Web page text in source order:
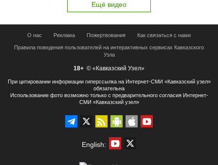
Ещё видео
О нас Реклама Пожертвования Как связаться с нами
Правила поведения пользователей на интерактивных сервисах Кавказского
Узла
18+ © «Кавказский Узел»
При цитировании информации гиперссылка на Интернет-СМИ «Кавказский узел»
обязательна
Использование фото возможно только с предварительного согласия Интернет-
СМИ «Кавказский узел»
English: